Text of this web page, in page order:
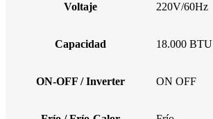
Voltaje 220V/60Hz
Capacidad 18.000 BTU
ON-OFF / Inverter ON OFF